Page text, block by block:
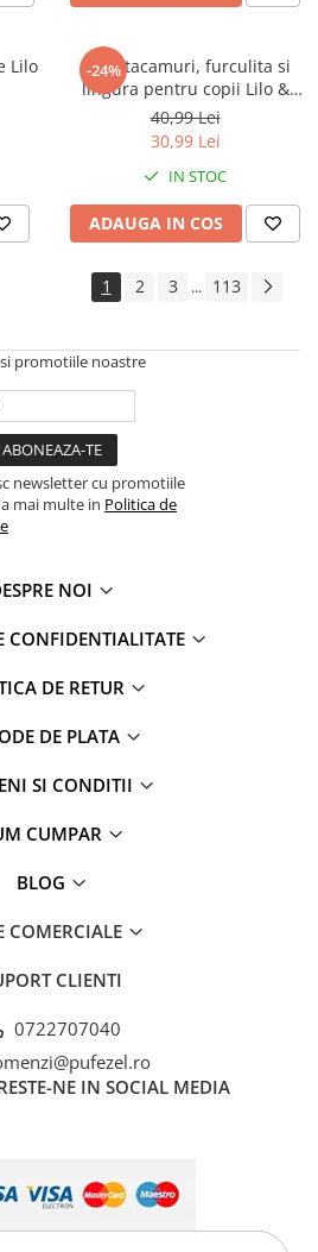
Lilo
-24%
Set 2 tacamuri, furculita si
lingura pentru copii Lilo &
Stitch 15.5 cm
40,99 Lei
30,99 Lei
IN STOC
ADAUGA IN COS
1 2 3 ... 113
promotiile noastre
newsletter cu promotiile
mai multe in Politica de
NOI
CONFIDENTIALITATE
DE RETUR
DE PLATA
SI CONDITII
CUMPAR
BLOG
COMERCIALE
CLIENTI
0722707040
NE IN SOCIAL MEDIA